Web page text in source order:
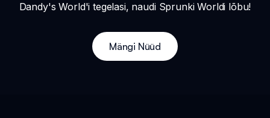
Dandy's World'i tegelasi, naudi Sprunki Worldi lõbu!
Mängi Nüüd